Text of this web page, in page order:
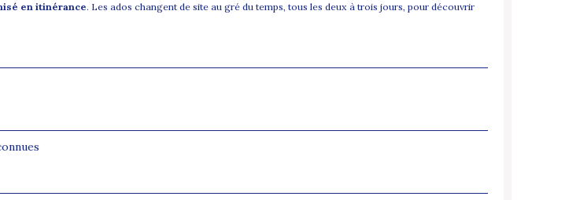
en itinérance. Les ados changent de site au gré du temps, tous les deux à trois jours, pour découvrir